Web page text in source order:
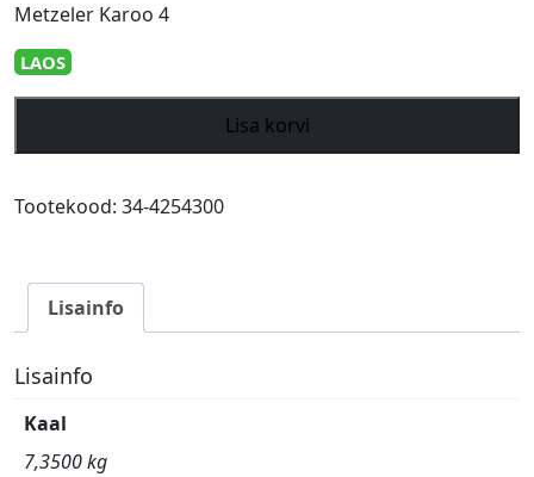
Metzeler Karoo 4
LAOS
170/60
M/C
M+S
TL
Re
kogus
Lisa korvi
Tootekood: 34-4254300
Lisainfo
Lisainfo
Kaal
7,3500 kg